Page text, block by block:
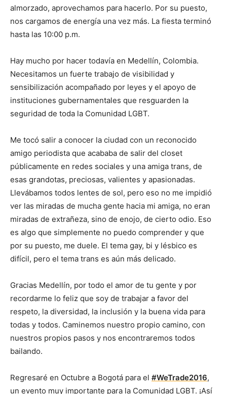
almorzado, aprovechamos para hacerlo. Por su puesto,
nos cargamos de energía una vez más. La fiesta terminó
hasta las 10:00 p.m.
Hay mucho por hacer todavía en Medellín, Colombia.
Necesitamos un fuerte trabajo de visibilidad y
sensibilización acompañado por leyes y el apoyo de
instituciones gubernamentales que resguarden la
seguridad de toda la Comunidad LGBT.
Me tocó salir a conocer la ciudad con un reconocido
amigo periodista que acababa de salir del closet
públicamente en redes sociales y una amiga trans, de
esas grandotas, preciosas, valientes y apasionadas.
Llevábamos todos lentes de sol, pero eso no me impidió
ver las miradas de mucha gente hacia mi amiga, no eran
miradas de extrañeza, sino de enojo, de cierto odio. Eso
es algo que simplemente no puedo comprender y que
por su puesto, me duele. El tema gay, bi y lésbico es
difícil, pero el tema trans es aún más delicado.
Gracias Medellín, por todo el amor de tu gente y por
recordarme lo feliz que soy de trabajar a favor del
respeto, la diversidad, la inclusión y la buena vida para
todas y todos. Caminemos nuestro propio camino, con
nuestros propios pasos y nos encontraremos todos
bailando.
Regresaré en Octubre a Bogotá para el #WeTrade2016,
un evento muy importante para la Comunidad LGBT. ¡Así